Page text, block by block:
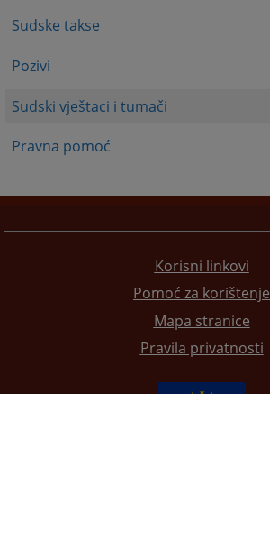
Sudske takse
Pozivi
Sudski vještaci i tumači
Pravna pomoć
Korisni linkovi
Pomoć za korištenje
Mapa stranice
Pravila privatnosti